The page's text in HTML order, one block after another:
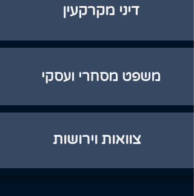
דיני מקרקעין
משפט מסחרי ועסקי
צוואות וירושות